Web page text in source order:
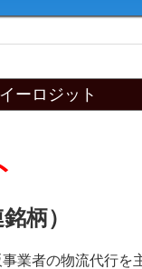
ーロジット
銘柄）
業者の物流代行を